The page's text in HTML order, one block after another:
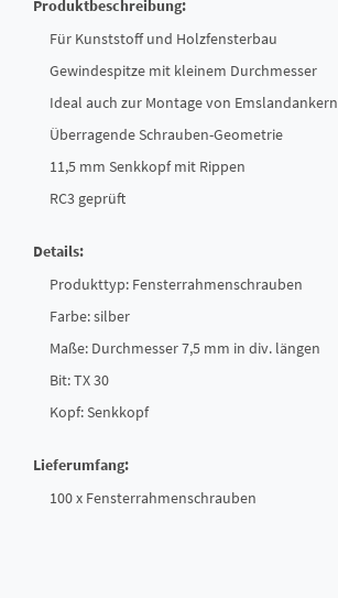
Produktbeschreibung:
Für Kunststoff und Holzfensterbau
Gewindespitze mit kleinem Durchmesser
Ideal auch zur Montage von Emslandankern
Überragende Schrauben-Geometrie
11,5 mm Senkkopf mit Rippen
RC3 geprüft
Details:
Produkttyp: Fensterrahmenschrauben
Farbe: silber
Maße: Durchmesser 7,5 mm in div. längen
Bit: TX 30
Kopf: Senkkopf
Lieferumfang:
100 x Fensterrahmenschrauben